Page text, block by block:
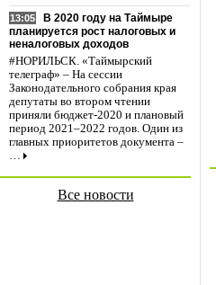
13:05
В 2020 году на Таймыре
планируется рост налоговых и
неналоговых доходов
#НОРИЛЬСК. «Таймырский
телеграф» – На сессии
Законодательного собрания края
депутаты во втором чтении
приняли бюджет-2020 и плановый
период 2021–2022 годов. Один из
главных приоритетов документа –
…
Все новости